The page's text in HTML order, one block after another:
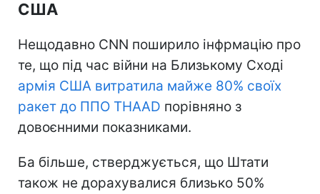
США
Нещодавно CNN поширило інфрмацію про
те, що під час війни на Близькому Сході
армія США витратила майже 80% своїх
ракет до ППО THAAD порівняно з
довоєнними показниками.
Ба більше, стверджується, що Штати
також не дорахувалися близько 50%